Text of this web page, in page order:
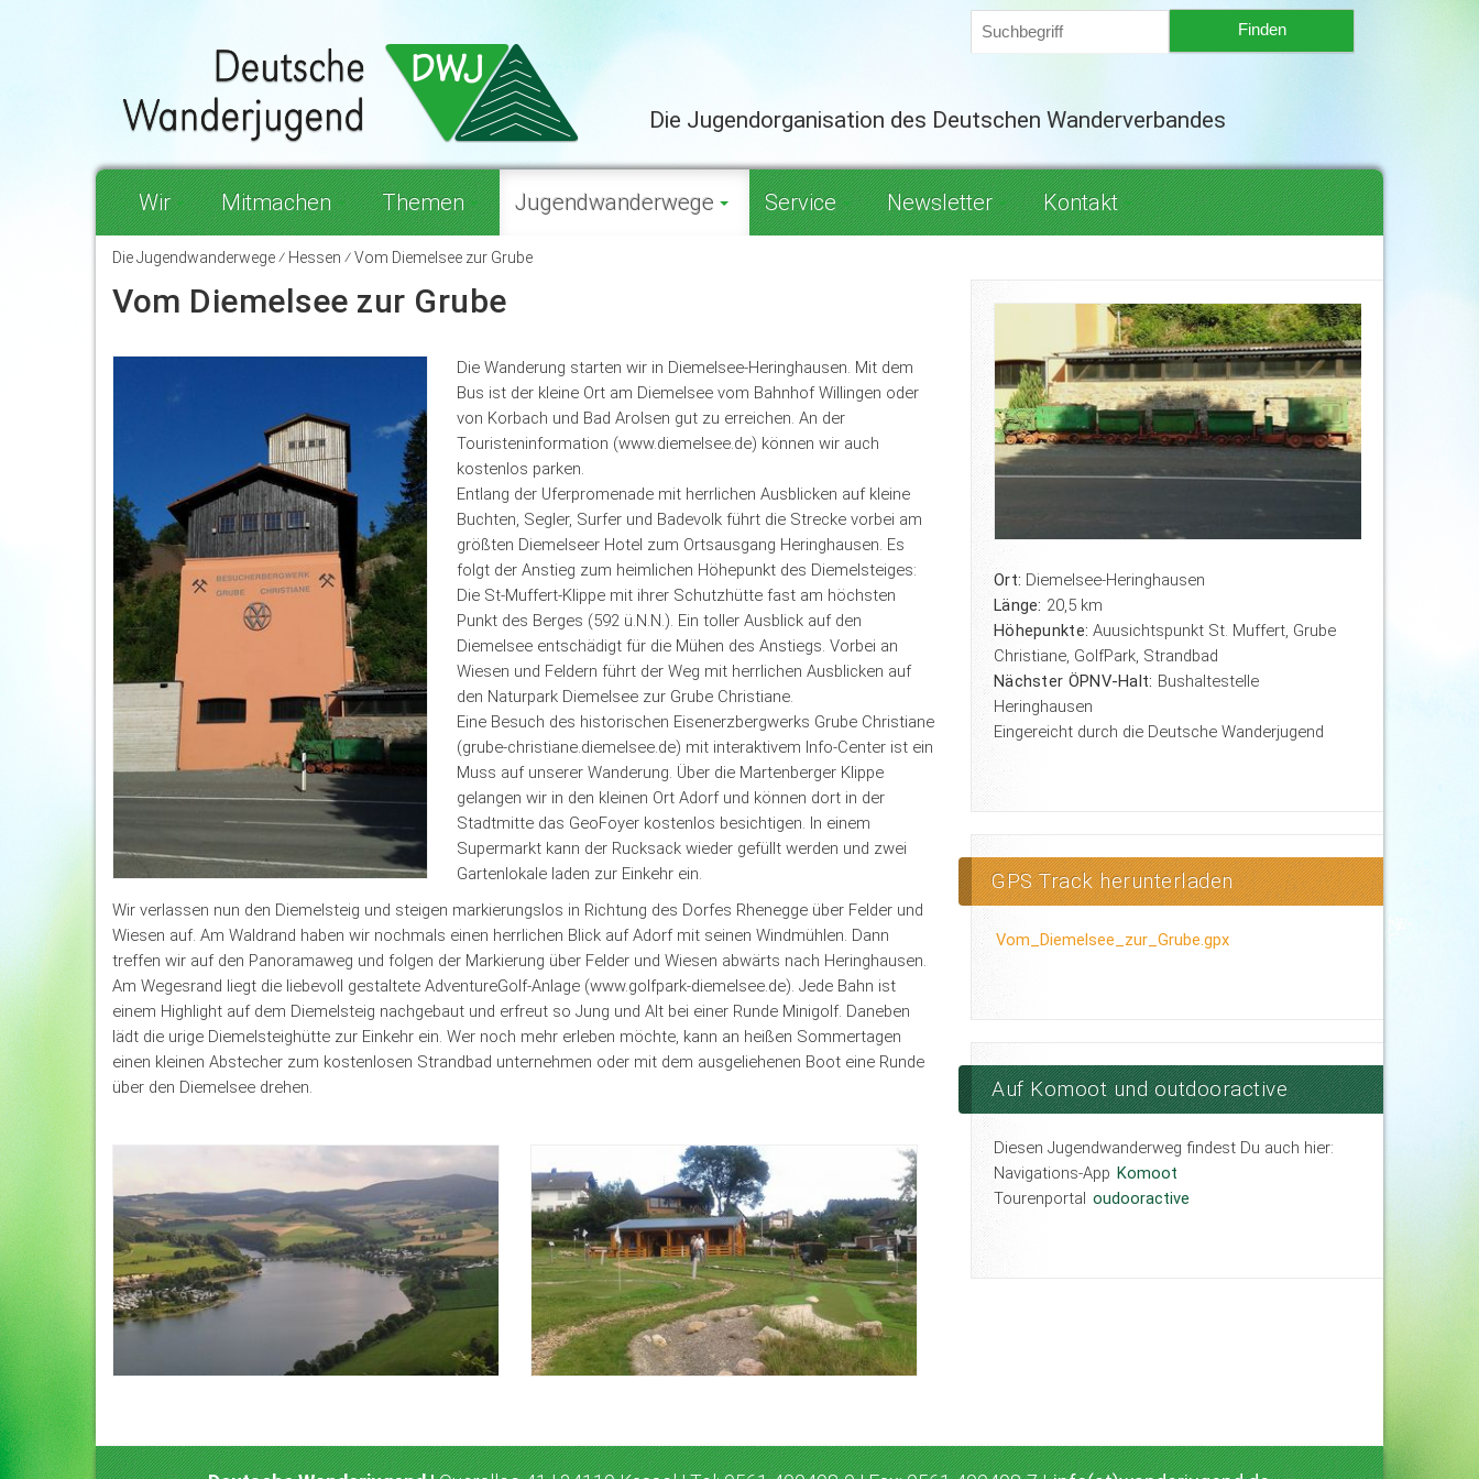
Die Jugendorganisation des Deutschen Wanderverbandes
Wir Mitmachen Themen Jugendwanderwege Service Newsletter Kontakt
Die Jugendwanderwege ⁄ Hessen ⁄ Vom Diemelsee zur Grube
Vom Diemelsee zur Grube
Die Wanderung starten wir in Diemelsee-Heringhausen. Mit dem
Bus ist der kleine Ort am Diemelsee vom Bahnhof Willingen oder
von Korbach und Bad Arolsen gut zu erreichen. An der
Touristeninformation (www.diemelsee.de) können wir auch
kostenlos parken.
Entlang der Uferpromenade mit herrlichen Ausblicken auf kleine
Buchten, Segler, Surfer und Badevolk führt die Strecke vorbei am
größten Diemelseer Hotel zum Ortsausgang Heringhausen. Es
folgt der Anstieg zum heimlichen Höhepunkt des Diemelsteiges:
Die St-Muffert-Klippe mit ihrer Schutzhütte fast am höchsten
Punkt des Berges (592 ü.N.N.). Ein toller Ausblick auf den
Diemelsee entschädigt für die Mühen des Anstiegs. Vorbei an
Wiesen und Feldern führt der Weg mit herrlichen Ausblicken auf
den Naturpark Diemelsee zur Grube Christiane.
Eine Besuch des historischen Eisenerzbergwerks Grube Christiane
(grube-christiane.diemelsee.de) mit interaktivem Info-Center ist ein
Muss auf unserer Wanderung. Über die Martenberger Klippe
gelangen wir in den kleinen Ort Adorf und können dort in der
Stadtmitte das GeoFoyer kostenlos besichtigen. In einem
Supermarkt kann der Rucksack wieder gefüllt werden und zwei
Gartenlokale laden zur Einkehr ein.
Wir verlassen nun den Diemelsteig und steigen markierungslos in Richtung des Dorfes Rhenegge über Felder und
Wiesen auf. Am Waldrand haben wir nochmals einen herrlichen Blick auf Adorf mit seinen Windmühlen. Dann
treffen wir auf den Panoramaweg und folgen der Markierung über Felder und Wiesen abwärts nach Heringhausen.
Am Wegesrand liegt die liebevoll gestaltete AdventureGolf-Anlage (www.golfpark-diemelsee.de). Jede Bahn ist
einem Highlight auf dem Diemelsteig nachgebaut und erfreut so Jung und Alt bei einer Runde Minigolf. Daneben
lädt die urige Diemelsteighütte zur Einkehr ein. Wer noch mehr erleben möchte, kann an heißen Sommertagen
einen kleinen Abstecher zum kostenlosen Strandbad unternehmen oder mit dem ausgeliehenen Boot eine Runde
über den Diemelsee drehen.
Ort: Diemelsee-Heringhausen
Länge: 20,5 km
Höhepunkte: Auusichtspunkt St. Muffert, Grube
Christiane, GolfPark, Strandbad
Nächster ÖPNV-Halt: Bushaltestelle
Heringhausen
Eingereicht durch die Deutsche Wanderjugend
GPS Track herunterladen
Vom_Diemelsee_zur_Grube.gpx
Auf Komoot und outdooractive
Diesen Jugendwanderweg findest Du auch hier:
Navigations-App Komoot
Tourenportal oudooractive